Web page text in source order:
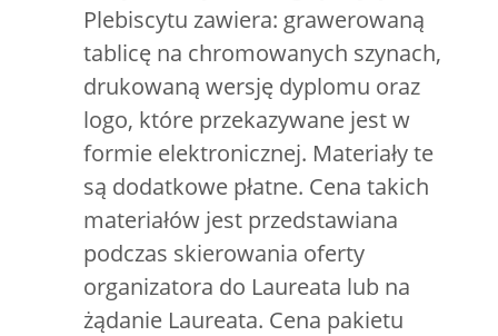
Plebiscytu zawiera: grawerowaną
tablicę na chromowanych szynach,
drukowaną wersję dyplomu oraz
logo, które przekazywane jest w
formie elektronicznej. Materiały te
są dodatkowe płatne. Cena takich
materiałów jest przedstawiana
podczas skierowania oferty
organizatora do Laureata lub na
żądanie Laureata. Cena pakietu